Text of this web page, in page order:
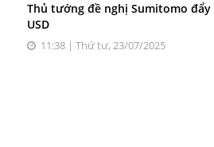
Thủ tướng đề nghị Sumitomo
USD
11:38 | Thứ tư, 23/07/2025